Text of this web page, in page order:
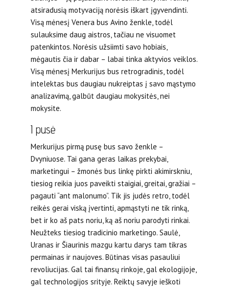
atsiradusią motyvaciją norėsis iškart įgyvendinti.
Visą mėnesį Venera bus Avino ženkle, todėl
sulauksime daug aistros, tačiau ne visuomet
patenkintos. Norėsis užsiimti savo hobiais,
mėgautis čia ir dabar – labai tinka aktyvios veiklos.
Visą mėnesį Merkurijus bus retrogradinis, todėl
intelektas bus daugiau nukreiptas į savo mąstymo
analizavimą, galbūt daugiau mokysitės, nei
mokysite.
I pusė
Merkurijus pirmą pusę bus savo ženkle –
Dvyniuose. Tai gana geras laikas prekybai,
marketingui – žmonės bus linkę pirkti akimirskniu,
tiesiog reikia juos paveikti staigiai, greitai, gražiai –
pagauti “ant malonumo”. Tik jis judės retro, todėl
reikės gerai viską įvertinti, apmąstyti ne tik rinką,
bet ir ko aš pats noriu, ką aš noriu parodyti rinkai.
Neužteks tiesiog tradicinio marketingo. Saulė,
Uranas ir Šiaurinis mazgu kartu darys tam tikras
permainas ir naujoves. Būtinas visas pasauliui
revoliucijas. Gal tai finansų rinkoje, gal ekologijoje,
gal technologijos srityje. Reiktų savyje ieškoti